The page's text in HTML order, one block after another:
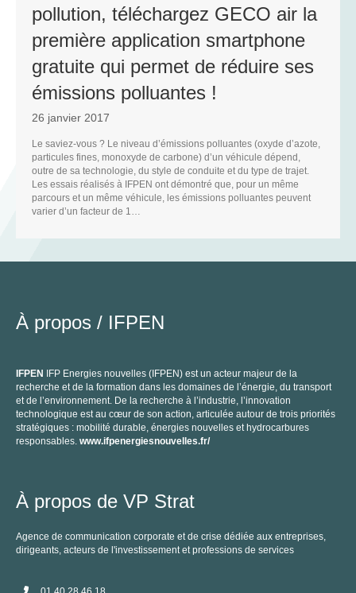
pollution, téléchargez GECO air la
première application smartphone
gratuite qui permet de réduire ses
émissions polluantes !
26 janvier 2017
Le saviez-vous ? Le niveau d’émissions polluantes (oxyde d’azote,
particules fines, monoxyde de carbone) d’un véhicule dépend,
outre de sa technologie, du style de conduite et du type de trajet.
Les essais réalisés à IFPEN ont démontré que, pour un même
parcours et un même véhicule, les émissions polluantes peuvent
varier d’un facteur de 1…
À propos / IFPEN
IFPEN IFP Energies nouvelles (IFPEN) est un acteur majeur de la
recherche et de la formation dans les domaines de l’énergie, du transport
et de l’environnement. De la recherche à l’industrie, l’innovation
technologique est au cœur de son action, articulée autour de trois priorités
stratégiques : mobilité durable, énergies nouvelles et hydrocarbures
responsables. www.ifpenergiesnouvelles.fr/
À propos de VP Strat
Agence de communication corporate et de crise dédiée aux entreprises,
dirigeants, acteurs de l'investissement et professions de services